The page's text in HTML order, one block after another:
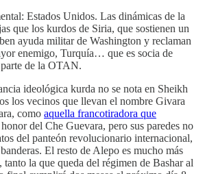
Estados Unidos. Las dinámicas de la
que los kurdos de Siria, que sostienen un
ayuda militar de Washington y reclaman
enemigo, Turquía… que es socia de
de la OTAN.
ideológica kurda no se nota en Sheikh
los vecinos que llevan el nombre Givara
como aquella francotiradora que
del Che Guevara, pero sus paredes no
del panteón revolucionario internacional,
El resto de Alepo es mucho más
la que queda del régimen de Bashar al